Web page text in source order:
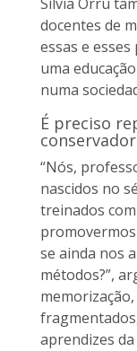
docentes de
essas e
uma
numa
É preciso
“Nós,
nascidos no
treinados
se ainda nos
métodos?”,
aprendizes da